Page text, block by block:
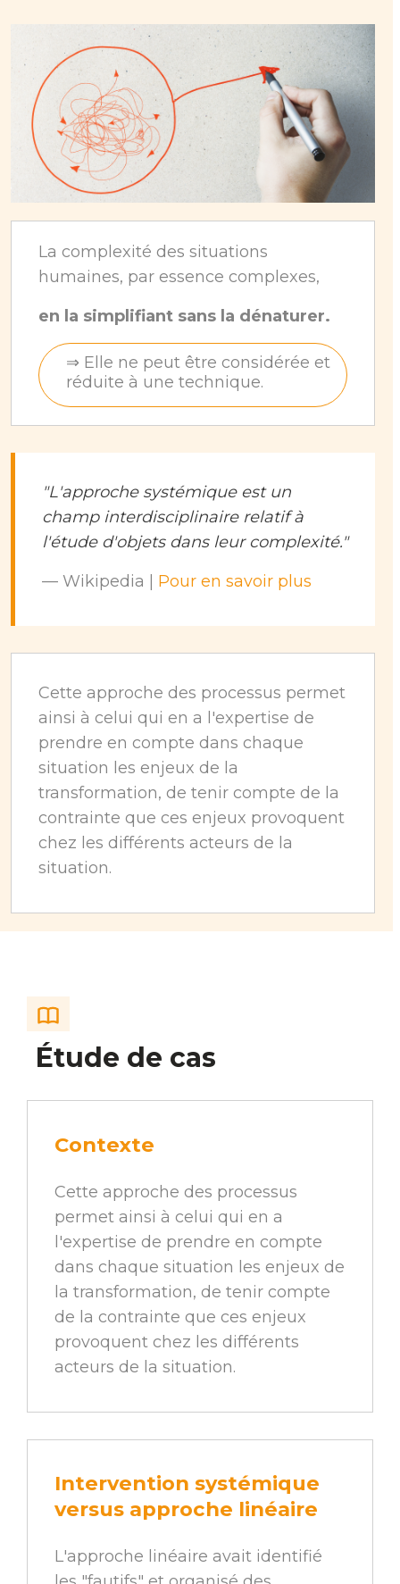
La complexité des situations
humaines, par essence complexes,
en la simplifiant sans la dénaturer.
⇒ Elle ne peut être considérée et
réduite à une technique.
"L'approche systémique est un
champ interdisciplinaire relatif à
l'étude d'objets dans leur complexité."
— Wikipedia | Pour en savoir plus
Cette approche des processus permet
ainsi à celui qui en a l'expertise de
prendre en compte dans chaque
situation les enjeux de la
transformation, de tenir compte de la
contrainte que ces enjeux provoquent
chez les différents acteurs de la
situation.
Étude de cas
Contexte
Cette approche des processus
permet ainsi à celui qui en a
l'expertise de prendre en compte
dans chaque situation les enjeux de
la transformation, de tenir compte
de la contrainte que ces enjeux
provoquent chez les différents
acteurs de la situation.
Intervention systémique
versus approche linéaire
L'approche linéaire avait identifié